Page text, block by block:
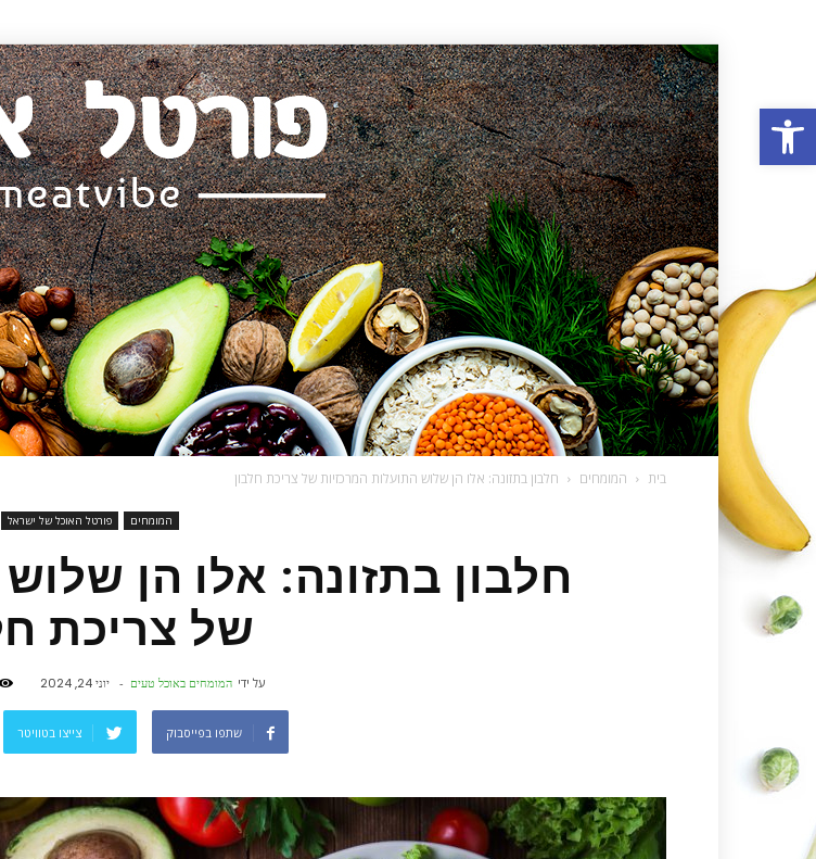
פתח סרגל נגישות
פורטל
בית המומחים חלבון בתזונה: אלו הן שלוש התועלות המרכזיות של צריכת חלבון
המומחים פורטל האוכל של ישראל
חלבון בתזונה: אלו הן
של צריכת
על ידי המומחים באוכל טעים - יוני 24, 2024
שתפו בפייסבוק צייצו בטוויטר